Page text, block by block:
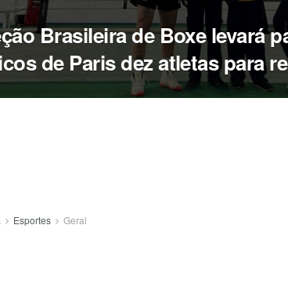
Brasileira de Boxe levará
de Paris dez atletas para
Esportes Geral